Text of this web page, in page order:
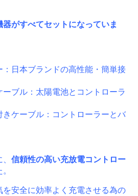
がすべてセットになっていま
：日本ブランドの高性能・簡単接
ーブル：太陽電池とコントローラ
きケーブル：コントローラーとバ
信頼性の高い充放電コントロー
安全に効率よく充電させる為の